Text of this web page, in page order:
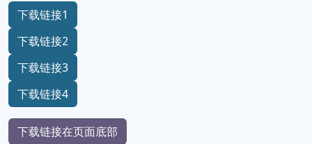
下载链接1
下载链接2
下载链接3
下载链接4
下载链接在页面底部